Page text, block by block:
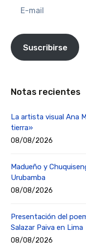
mail
Suscribirse
Notas recientes
La artista visual Ana
tierra»
08/08/2026
Madueño y
Urubamba
08/08/2026
Presentación del
Salazar Paiva en Lima
08/08/2026